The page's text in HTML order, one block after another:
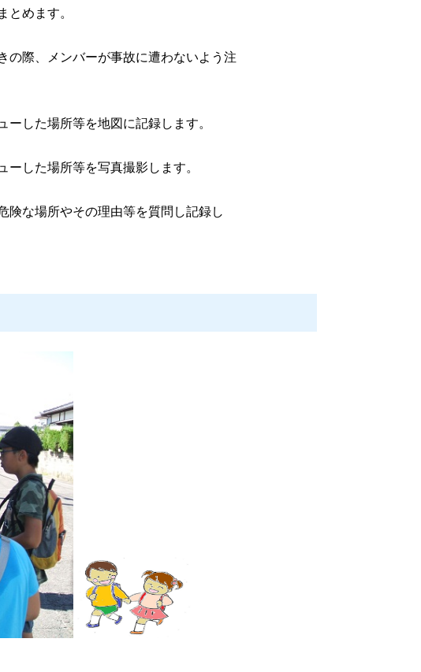
めます。
の際、メンバーが事故に遭わないよう注
た場所等を地図に記録します。
た場所等を写真撮影します。
場所やその理由等を質問し記録し